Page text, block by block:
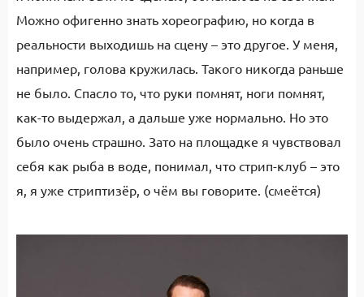
Можно офигенно знать хореографию, но когда в
реальности выходишь на сцену – это другое. У меня,
например, голова кружилась. Такого никогда раньше
не было. Спасло то, что руки помнят, ноги помнят,
как-то выдержал, а дальше уже нормально. Но это
было очень страшно. Зато на площадке я чувствовал
себя как рыба в воде, понимал, что стрип-клуб – это
я, я уже стриптизёр, о чём вы говорите. (смеётся)